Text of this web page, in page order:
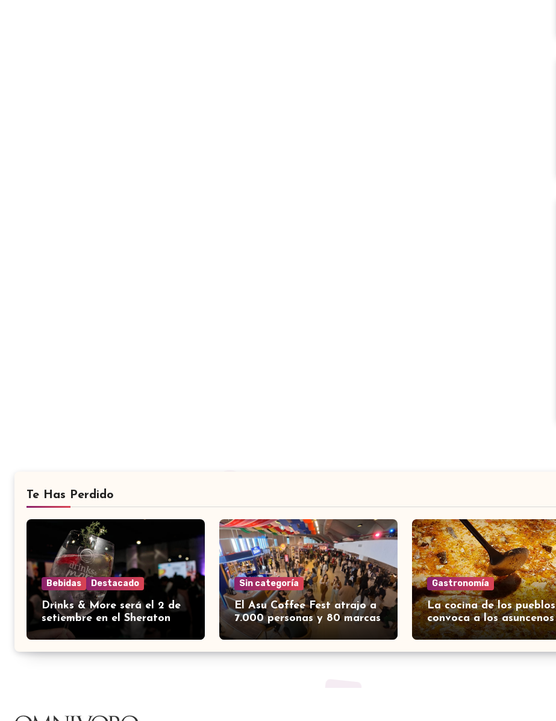
Te Has Perdido
Bebidas Destacado
Drinks & More será el 2 de
setiembre en el Sheraton
Sin categoría
El Asu Coffee Fest atrajo a
7.000 personas y 80 marcas
Gastronomía
La cocina de los pueblos
convoca a los asuncenos